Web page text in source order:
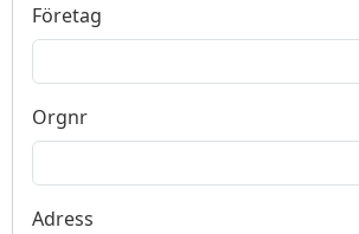
Företag
Orgnr
Adress